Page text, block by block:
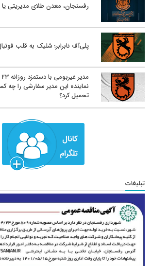
رفسنجان، معدن طلای مدیریتی
پلی‌آف نابرابر؛ شلیک به قلب
نماینده این مدیر سفارشی را
تحمیل کرد؟
تبلیغات